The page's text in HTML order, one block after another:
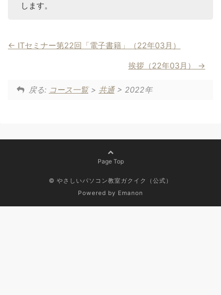
します。
ITセミナー第22回「電子書籍」（22年03月）
挨拶（22年03月）
戻る: コース一覧> 共通> 2022年
Page Top
© やさしいパソコン教室ガクイク（公式）
Powered by Emanon